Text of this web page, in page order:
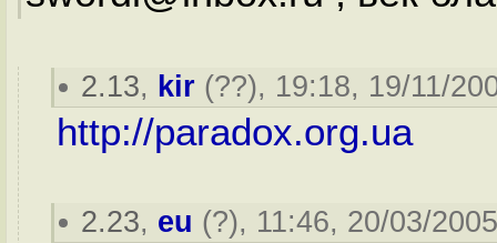
2.13, kir (??), 19:18, 19/11/
http://paradox.org.ua
2.23, eu (?), 11:46, 20/03/